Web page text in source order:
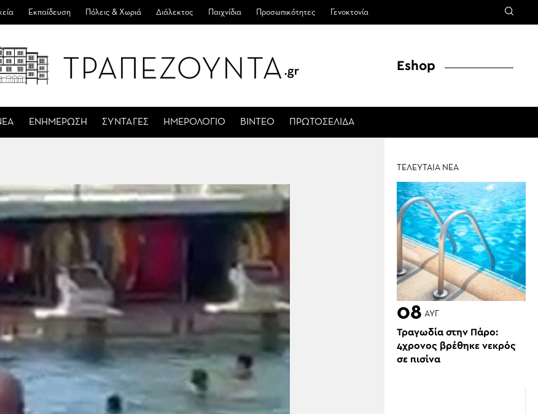
Εκπαίδευση Πόλεις & Χωριά Διάλεκτος Παιχνίδια Προσωπικότητες Γενοκτονία
ΕΝΗΜΕΡΩΣΗ ΣΥΝΤΑΓΕΣ ΗΜΕΡΟΛΟΓΙΟ ΒΙΝΤΕΟ ΠΡΩΤΟΣΕΛΙΔΑ
Eshop
ΤΕΛΕΥΤΑΙΑ ΝΕΑ
08 ΑΥΓ
Τραγωδία στην Πάρο:
4χρονος βρέθηκε νεκρός
σε πισίνα